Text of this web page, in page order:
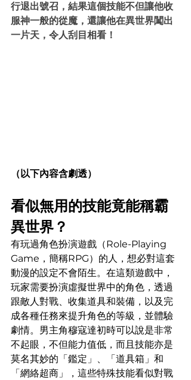
行退出號召，結果這個技能不但讓他收
服神一般的從魔，還讓他在異世界闖出
一片天，令人刮目相看！
（以下內容含劇透）
看似無用的技能竟能稱霸
異世界？
有玩過角色扮演遊戲（Role-Playing
Game，簡稱RPG）的人，想必對這套
動漫的設定不會陌生。在這類遊戲中，
玩家需要扮演虛擬世界中的角色，透過
跟敵人對戰、收集道具和裝備，以及完
成各種任務來提升角色的等級，並體驗
劇情。男主角穆寇達初時可以說是非常
不起眼，不但能力值低，而且技能亦是
莫名其妙的「鑑定」、「道具箱」和
「網絡超商」，這些特殊技能看似對戰